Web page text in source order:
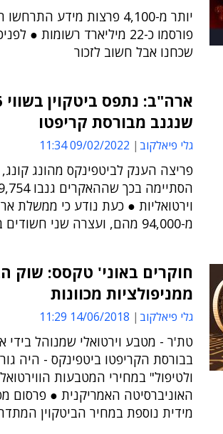
יותר מ-4,100 פרצות מידע
פורסמו כ-22 מיליארד רשומות
שכחנו אבל חשוב לזכור
שנגנב מבורסת קריפטו
גלי פיאלקוב 09/02/2022 11:34
פריצה הענק לביטפינקס מהונג
וירטואליות ● כעת נודע כי ממשלת
מ-94,000 מהם, ועצרה שני חשודים בשוד
חוקרים באוני' טקסס: שוק
ממניפולציות מכוונות
גלי פיאלקוב 14/06/2018 11:29
טת'ר - מטבע וירטואלי שמנוהל בידי
בבורסת הקריפטו ביטפינקס - היה
ולטיפול" במחירי המטבעות
האוניברסיטה האמריקנית ● פרסום
מידית נוספת במחיר הביטקוין